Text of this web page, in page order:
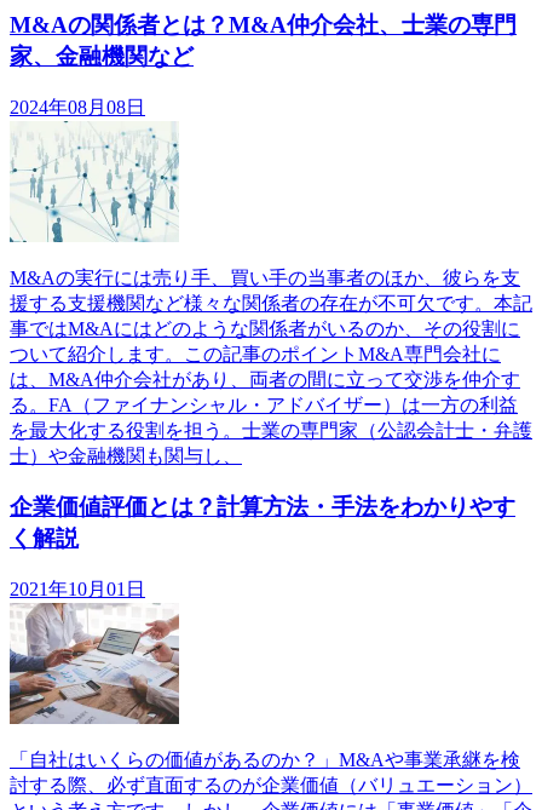
M&Aの関係者とは？M&A仲介会社、士業の専門
家、金融機関など
2024年08月08日
M&Aの実行には売り手、買い手の当事者のほか、彼らを支
援する支援機関など様々な関係者の存在が不可欠です。本記
事ではM&Aにはどのような関係者がいるのか、その役割に
ついて紹介します。この記事のポイントM&A専門会社に
は、M&A仲介会社があり、両者の間に立って交渉を仲介す
る。FA（ファイナンシャル・アドバイザー）は一方の利益
を最大化する役割を担う。士業の専門家（公認会計士・弁護
士）や金融機関も関与し、
企業価値評価とは？計算方法・手法をわかりやす
く解説
2021年10月01日
「自社はいくらの価値があるのか？」M&Aや事業承継を検
討する際、必ず直面するのが企業価値（バリュエーション）